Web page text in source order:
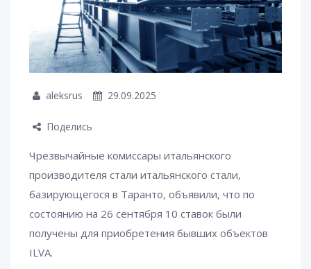
aleksrus 29.09.2025
Поделись
Чрезвычайные комиссары итальянского
производителя стали итальянского стали,
базирующегося в Таранто, объявили, что по
состоянию на 26 сентября 10 ставок были
получены для приобретения бывших объектов
ILVA.